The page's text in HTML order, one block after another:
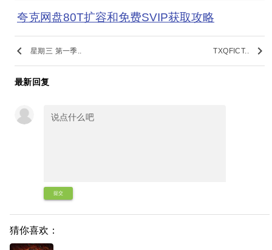
夸克网盘80T扩容和免费SVIP获取攻略
keyboard_arrow_left 星期三 第一季.. TXQFICT.. keyboard_arrow_right
最新回复
提交
猜你喜欢：